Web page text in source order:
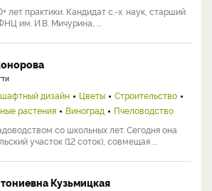
лет практики. Кандидат с.-х. наук, старший
им. И.В. Мичурина, ...
дизайн Цветы
Строительство
растения Виноград
Пчеловодство
со школьных лет. Сегодня она
участок (12 соток), совмещая ...
Кузьмицкая